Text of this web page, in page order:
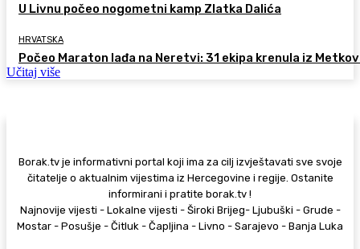
U Livnu počeo nogometni kamp Zlatka Dalića
HRVATSKA
Počeo Maraton lađa na Neretvi: 31 ekipa krenula iz
Učitaj više
Borak.tv je informativni portal koji ima za cilj izvještavati sve svoje
čitatelje o aktualnim vijestima iz Hercegovine i regije. Ostanite
informirani i pratite borak.tv !
Najnovije vijesti - Lokalne vijesti - Široki Brijeg- Ljubuški - Grude -
Mostar - Posušje - Čitluk - Čapljina - Livno - Sarajevo - Banja Luka